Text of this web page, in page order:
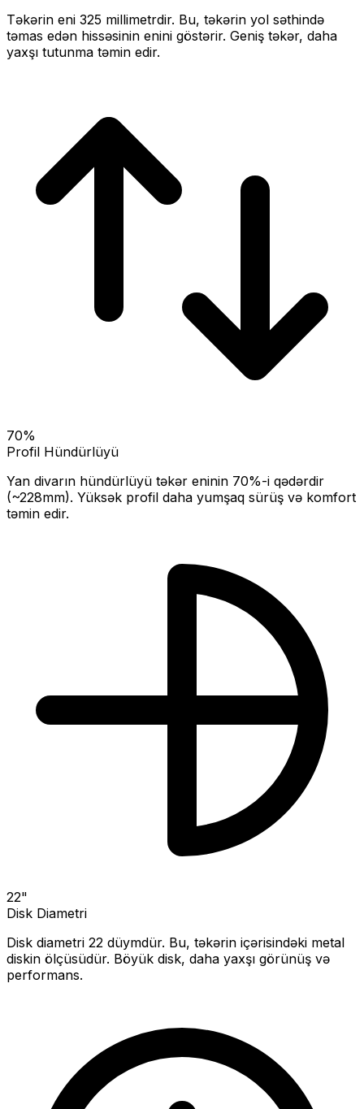
Təkərin eni 325 millimetrdir. Bu, təkərin yol səthində
təmas edən hissəsinin enini göstərir. Geniş təkər, daha
yaxşı tutunma təmin edir.
70%
Profil Hündürlüyü
Yan divarın hündürlüyü təkər eninin 70%-i qədərdir
(~228mm). Yüksək profil daha yumşaq sürüş və komfort
təmin edir.
22"
Disk Diametri
Disk diametri 22 düymdür. Bu, təkərin içərisindəki metal
diskin ölçüsüdür. Böyük disk, daha yaxşı görünüş və
performans.